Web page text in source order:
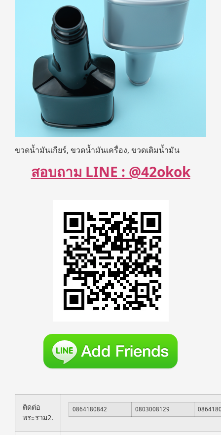
ขวดน้ำมันเกียร์, ขวดน้ำมันเครื่อง, ขวดเติมน้ำมัน
สอบถาม LINE : @42okok
ติดต่อ
พระราม2.
0864180842 0803008129